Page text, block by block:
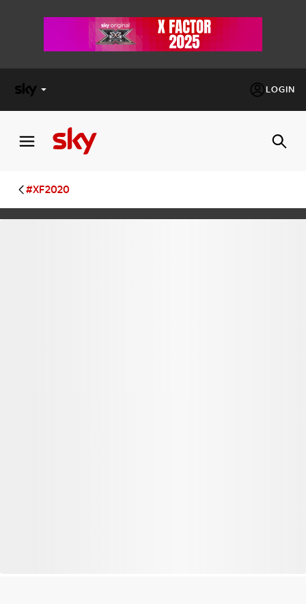
LOGIN
FACTOR
PECHINO
#XF2020